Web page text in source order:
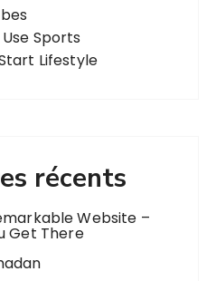
Sports
Lifestyle
récents
Website –
Get There